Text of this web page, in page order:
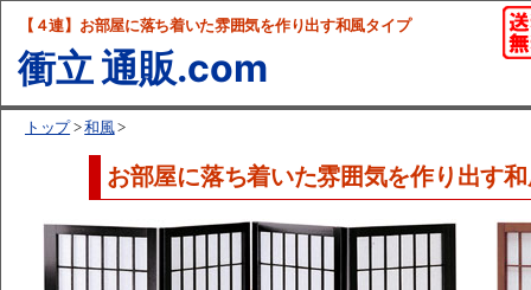
【４連】お部屋に落ち着いた雰囲気を作り出す和風タイプ
衝立 通販.com
トップ>和風>
お部屋に落ち着いた雰囲気を作り出す